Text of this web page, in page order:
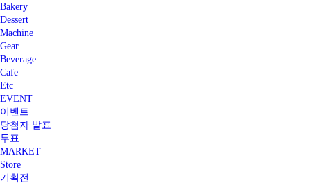
Bakery
Dessert
Machine
Gear
Beverage
Cafe
Etc
EVENT
이벤트
당첨자 발표
투표
MARKET
Store
기획전